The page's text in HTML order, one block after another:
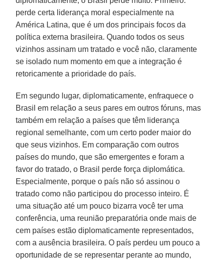
perde certa liderança moral especialmente na
América Latina, que é um dos principais focos da
política externa brasileira. Quando todos os seus
vizinhos assinam um tratado e você não, claramente
se isolado num momento em que a integração é
retoricamente a prioridade do país.
Em segundo lugar, diplomaticamente, enfraquece o
Brasil em relação a seus pares em outros fóruns, mas
também em relação a países que têm liderança
regional semelhante, com um certo poder maior do
que seus vizinhos. Em comparação com outros
países do mundo, que são emergentes e foram a
favor do tratado, o Brasil perde força diplomática.
Especialmente, porque o país não só assinou o
tratado como não participou do processo inteiro. É
uma situação até um pouco bizarra você ter uma
conferência, uma reunião preparatória onde mais de
cem países estão diplomaticamente representados,
com a ausência brasileira. O país perdeu um pouco a
oportunidade de se representar perante ao mundo,